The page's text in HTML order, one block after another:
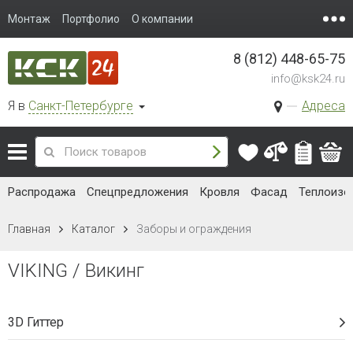
Монтаж Портфолио О компании
Я в Санкт-Петербурге Адреса
8 (812) 448-65-75
info@ksk24.ru
Распродажа Спецпредложения Кровля Фасад
Главная Каталог Заборы и ограждения
VIKING / Викинг
3D Гиттер